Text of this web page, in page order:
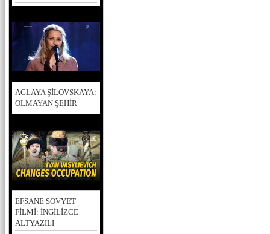
AGLAYA ŞİLOVSKAYA:
OLMAYAN ŞEHİR
EFSANE SOVYET
FİLMİ: İNGİLİZCE
ALTYAZILI